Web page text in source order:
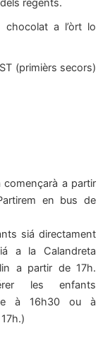
a l’òrt lo
(primièrs secors)
començarà a partir
en bus de
siá directament
a la Calandreta
a partir de 17h.
les enfants
à 16h30 ou à